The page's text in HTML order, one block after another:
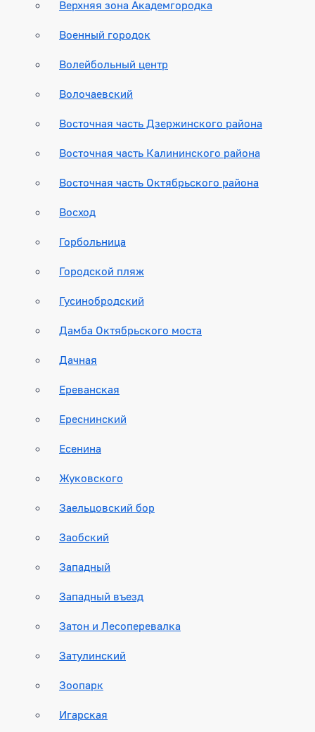
Верхняя зона Академгородка
Военный городок
Волейбольный центр
Волочаевский
Восточная часть Дзержинского района
Восточная часть Калининского района
Восточная часть Октябрьского района
Восход
Горбольница
Городской пляж
Гусинобродский
Дамба Октябрьского моста
Дачная
Ереванская
Ереснинский
Есенина
Жуковского
Заельцовский бор
Заобский
Западный
Западный въезд
Затон и Лесоперевалка
Затулинский
Зоопарк
Игарская